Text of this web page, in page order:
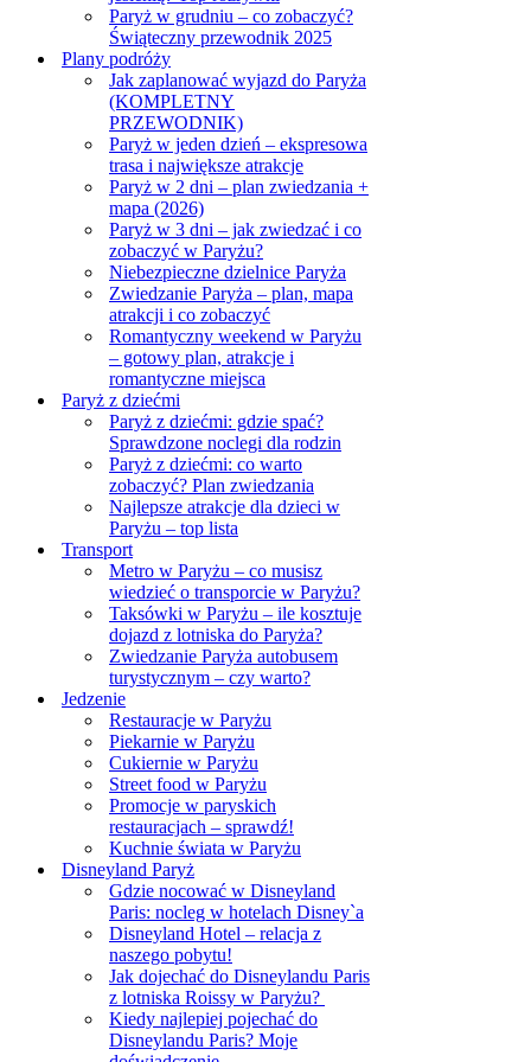
Paryż w grudniu – co zobaczyć?
Świąteczny przewodnik 2025
Plany podróży
Jak zaplanować wyjazd do Paryża
(KOMPLETNY
PRZEWODNIK)
Paryż w jeden dzień – ekspresowa
trasa i największe atrakcje
Paryż w 2 dni – plan zwiedzania +
mapa (2026)
Paryż w 3 dni – jak zwiedzać i co
zobaczyć w Paryżu?
Niebezpieczne dzielnice Paryża
Zwiedzanie Paryża – plan, mapa
atrakcji i co zobaczyć
Romantyczny weekend w Paryżu
– gotowy plan, atrakcje i
romantyczne miejsca
Paryż z dziećmi
Paryż z dziećmi: gdzie spać?
Sprawdzone noclegi dla rodzin
Paryż z dziećmi: co warto
zobaczyć? Plan zwiedzania
Najlepsze atrakcje dla dzieci w
Paryżu – top lista
Transport
Metro w Paryżu – co musisz
wiedzieć o transporcie w Paryżu?
Taksówki w Paryżu – ile kosztuje
dojazd z lotniska do Paryża?
Zwiedzanie Paryża autobusem
turystycznym – czy warto?
Jedzenie
Restauracje w Paryżu
Piekarnie w Paryżu
Cukiernie w Paryżu
Street food w Paryżu
Promocje w paryskich
restauracjach – sprawdź!
Kuchnie świata w Paryżu
Disneyland Paryż
Gdzie nocować w Disneyland
Paris: nocleg w hotelach Disney`a
Disneyland Hotel – relacja z
naszego pobytu!
Jak dojechać do Disneylandu Paris
z lotniska Roissy w Paryżu?
Kiedy najlepiej pojechać do
Disneylandu Paris? Moje